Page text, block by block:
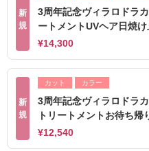
新
規
3周年記念ヴィラロドラ
ートメントUVヘア日焼
¥14,300
新
規
カット カラー
3周年記念ヴィラロドラ
トリートメントお待ち帰
¥12,540